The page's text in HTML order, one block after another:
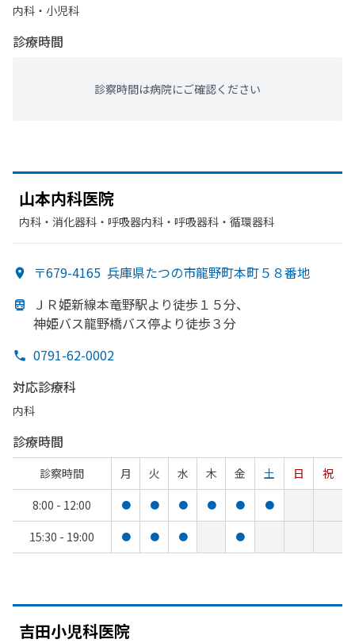
内科・​小児科
診療時間
診察時間は病院にご確認ください
山本内科医院
内科・​消化器科・​呼吸器内科・​呼吸器科・​循環器科
〒679-4165 兵庫県たつの市龍野町本町５８番地
ＪＲ姫新線本竜野駅より徒歩１５分、
神姫バス龍野橋バス停より徒歩３分
0791-62-0002
対応診療科
内科
診療時間
診察時間 月 火 水 木 金 土 日
祝
8:00 - 12:00
● ● ● ● ● ●
15:30 - 19:00 ● ● ● ●
吉田小児科医院